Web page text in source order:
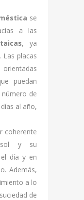
se
a las
, ya
Las placas
puedan
de
al año,
coherente
y su
día y en
Además,
a lo
de